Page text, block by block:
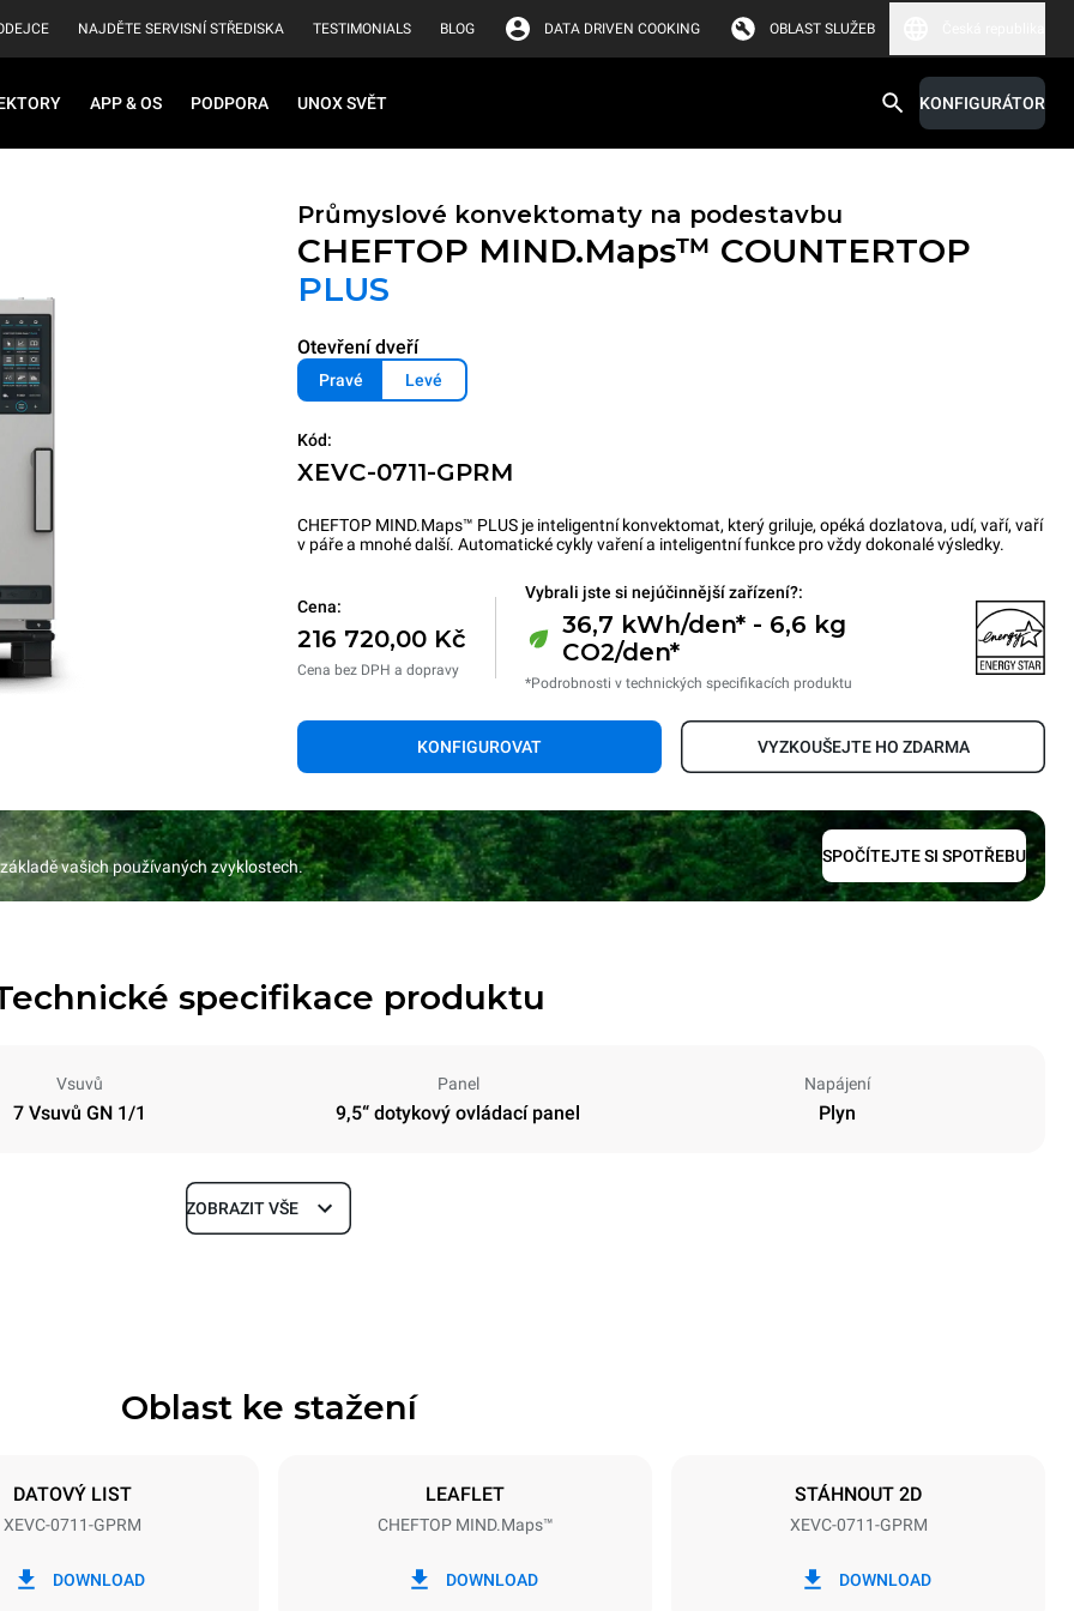
NAJDĚTE SERVISNÍ STŘEDISKA TESTIMONIALS BLOG DATA DRIVEN COOKING OBLAST SLUŽEB
APP & OS PODPORA UNOX SVĚT KONFIGURÁTOR
Průmyslové konvektomaty na podestavbu
CHEFTOP MIND.Maps™ COUNTERTOP
PLUS
Otevření dveří
Pravé Levé
Kód:
XEVC-0711-GPRM
CHEFTOP MIND.Maps™ PLUS je inteligentní konvektomat, který griluje, opéká dozlatova, udí, vaří, vaří
v páře a mnohé další. Automatické cykly vaření a inteligentní funkce pro vždy dokonalé výsledky.
Cena:
216 720,00 Kč
Cena bez DPH a dopravy
Vybrali jste si nejúčinnější zařízení?:
36,7 kWh/den* - 6,6 kg
CO2/den*
*Podrobnosti v technických specifikacích produktu
KONFIGUROVAT VYZKOUŠEJTE HO ZDARMA
vašich používaných zvyklostech.
SPOČÍTEJTE SI SPOTŘEBU
specifikace produktu
Vsuvů
7 Vsuvů GN 1/1
Panel
9,5“ dotykový ovládací panel
Napájení
Plyn
Hloubka
Velikost plechu
ZOBRAZIT VŠE
Oblast ke stažení
DATOVÝ LIST
XEVC-0711-GPRM
DOWNLOAD
LEAFLET
CHEFTOP MIND.Maps™
DOWNLOAD
STÁHNOUT 2D
XEVC-0711-GPRM
DOWNLOAD